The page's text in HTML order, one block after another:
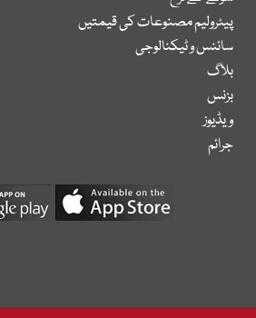
پیٹرولیم مصنوعات کی قیمتیں
سائنس و ٹیکنالوجی
بلاگ
بزنس
ویڈیوز
جرائم